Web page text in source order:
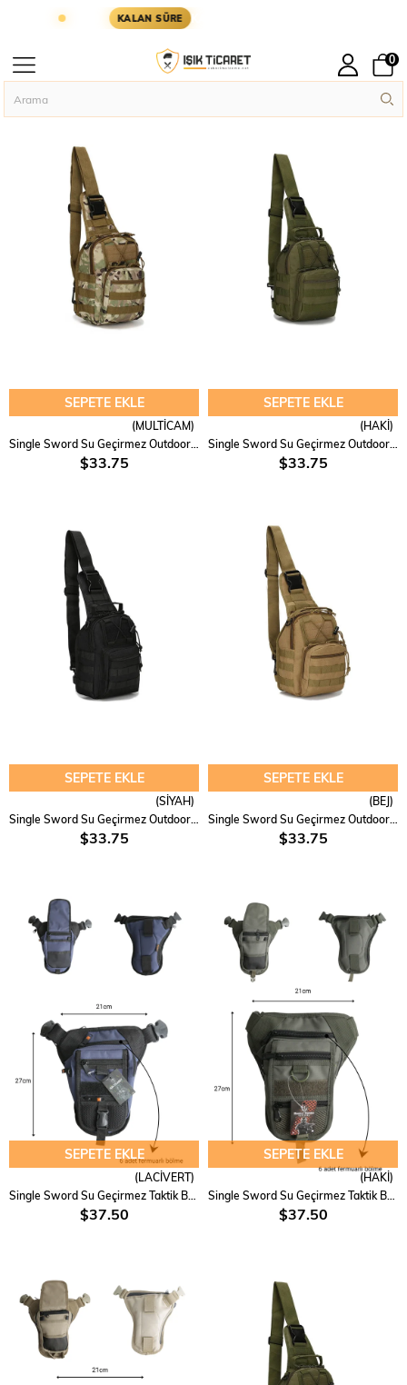
KALAN SÜRE KARGOYA YETİŞMESİ İÇİN KALAN SÜRE:
0
Anasayfa
SEPETE EKLE
(MULTİCAM)
$33.75
SEPETE EKLE
(HAKİ)
$33.75
SEPETE EKLE
(SİYAH)
$33.75
SEPETE EKLE
(BEJ)
$33.75
SEPETE EKLE
(LACİVERT)
$37.50
SEPETE EKLE
(HAKİ)
$37.50
Taktik
Çanta